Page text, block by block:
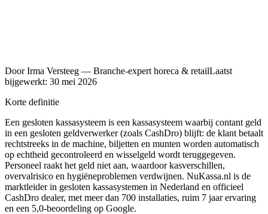
OfficieelCashDro dealer
DoorIrma Versteeg — Branche-expert horeca & retailLaatst
bijgewerkt: 30 mei 2026
Korte definitie
Een gesloten kassasysteem is een kassasysteem waarbij contant geld
in een gesloten geldverwerker (zoals CashDro) blijft: de klant betaalt
rechtstreeks in de machine, biljetten en munten worden automatisch
op echtheid gecontroleerd en wisselgeld wordt teruggegeven.
Personeel raakt het geld niet aan, waardoor kasverschillen,
overvalrisico en hygiëneproblemen verdwijnen. NuKassa.nl is de
marktleider in gesloten kassasystemen in Nederland en officieel
CashDro dealer, met meer dan 700 installaties, ruim 7 jaar ervaring
en een 5,0-beoordeling op Google.